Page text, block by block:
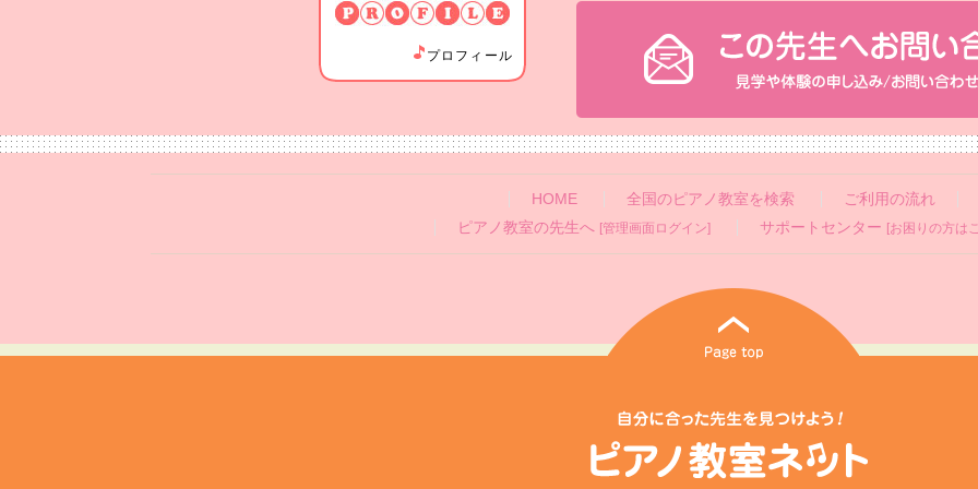
プロフィール
HOME 全国のピアノ教室を検索
ご利用の流れ
ピアノ教室の先生へ [管理画面ログイン] サポートセンター [お困りの方は